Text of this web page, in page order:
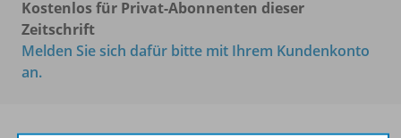
Kostenlos für Privat-Abonnenten dieser
Zeitschrift
Melden Sie sich dafür bitte mit Ihrem Kundenkonto
an.